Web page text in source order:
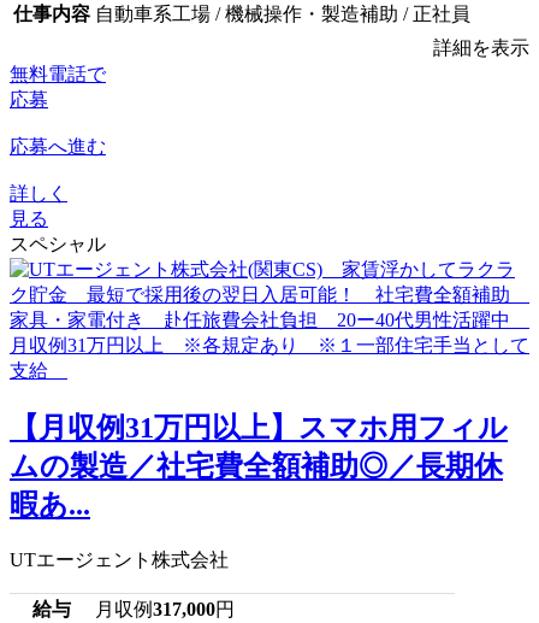
仕事内容 自動車系工場 / 機械操作・製造補助 / 正社員
詳細を表示
無料電話で
応募
応募へ進む
詳しく
見る
スペシャル
【月収例31万円以上】スマホ用フィル
ムの製造／社宅費全額補助◎／長期休
暇あ...
UTエージェント株式会社
給与 月収例317,000円